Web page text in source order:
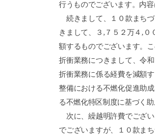
行うものでございます。内
続きまして、１０款まち
きまして、３ , ７５２万４ , ０
額するものでございます。
折衝業務につきまして、令
折衝業務に係る経費を減額
整備における不燃化促進助
る不燃化特区制度に基づく
次に、繰越明許費でござ
でございますが、１０款ま